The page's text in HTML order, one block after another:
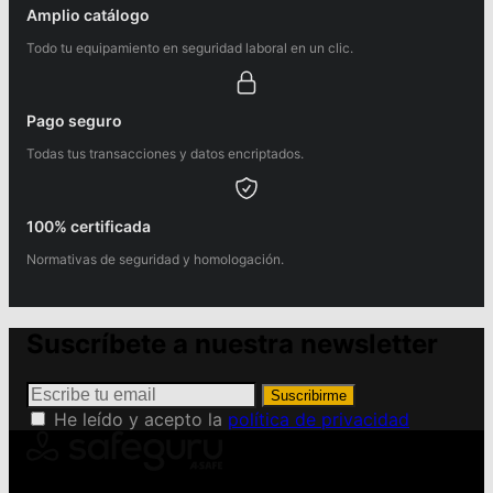
Amplio catálogo
Todo tu equipamiento en seguridad laboral en un clic.
Pago seguro
Todas tus transacciones y datos encriptados.
100% certificada
Normativas de seguridad y homologación.
Suscribirme
He leído y acepto la política de privacidad